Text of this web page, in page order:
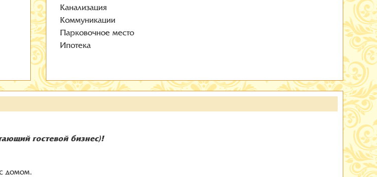
Канализация
Коммуникации
Парковочное место
Ипотека
гостевой бизнес)!
домом.